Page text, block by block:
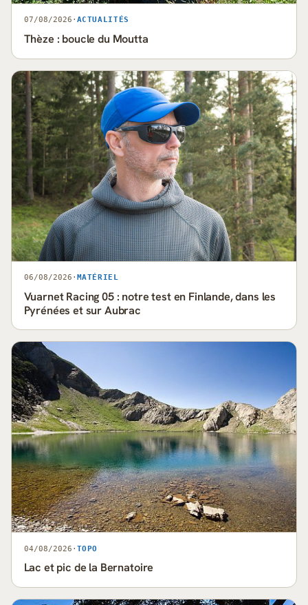
07/08/2026 · ACTUALITÉS
Thèze : boucle du Moutta
06/08/2026 · MATÉRIEL
Vuarnet Racing 05 : notre test en Finlande, dans les
Pyrénées et sur Aubrac
04/08/2026 · TOPO
Lac et pic de la Bernatoire